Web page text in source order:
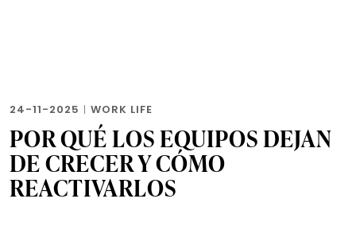
24-11-2025 | WORK LIFE
POR QUÉ LOS EQUIPOS DEJAN
DE CRECER Y CÓMO
REACTIVARLOS